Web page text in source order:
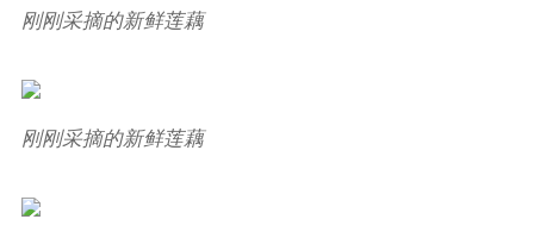
刚刚采摘的新鲜莲藕
刚刚采摘的新鲜莲藕